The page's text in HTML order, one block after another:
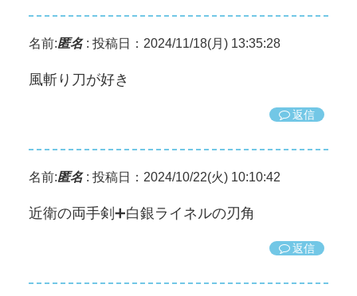
名前:匿名: 投稿日：2024/11/18(月) 13:35:28
風斬り刀が好き
返信
名前:匿名: 投稿日：2024/10/22(火) 10:10:42
近衛の両手剣➕白銀ライネルの刃角
返信